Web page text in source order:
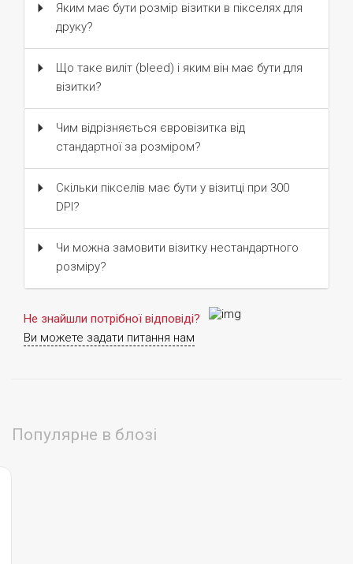
Яким має бути розмір візитки в пікселях для
друку?
Що таке виліт (bleed) і яким він має бути для
візитки?
Чим відрізняється євровізитка від
стандартної за розміром?
Скільки пікселів має бути у візитці при 300
DPI?
Чи можна замовити візитку нестандартного
розміру?
Не знайшли потрібної відповіді?
Ви можете задати питання нам
Популярне в блозі